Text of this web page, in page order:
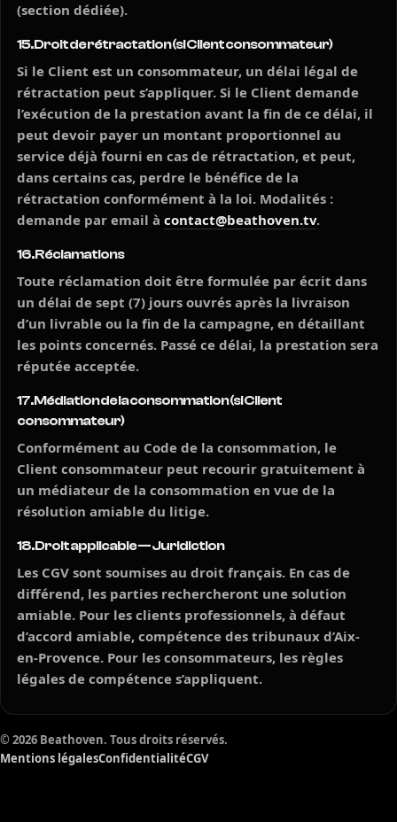
(section dédiée).
15. Droit de rétractation (si Client consommateur)
Si le Client est un consommateur, un délai légal de
rétractation peut s’appliquer. Si le Client demande
l’exécution de la prestation avant la fin de ce délai, il
peut devoir payer un montant proportionnel au
service déjà fourni en cas de rétractation, et peut,
dans certains cas, perdre le bénéfice de la
rétractation conformément à la loi. Modalités :
demande par email à contact@beathoven.tv.
16. Réclamations
Toute réclamation doit être formulée par écrit dans
un délai de sept (7) jours ouvrés après la livraison
d’un livrable ou la fin de la campagne, en détaillant
les points concernés. Passé ce délai, la prestation sera
réputée acceptée.
17. Médiation de la consommation (si Client
consommateur)
Conformément au Code de la consommation, le
Client consommateur peut recourir gratuitement à
un médiateur de la consommation en vue de la
résolution amiable du litige.
18. Droit applicable — Juridiction
Les CGV sont soumises au droit français. En cas de
différend, les parties rechercheront une solution
amiable. Pour les clients professionnels, à défaut
d’accord amiable, compétence des tribunaux d’Aix-
en-Provence. Pour les consommateurs, les règles
légales de compétence s’appliquent.
© 2026 Beathoven. Tous droits réservés.
Mentions légalesConfidentialitéCGV